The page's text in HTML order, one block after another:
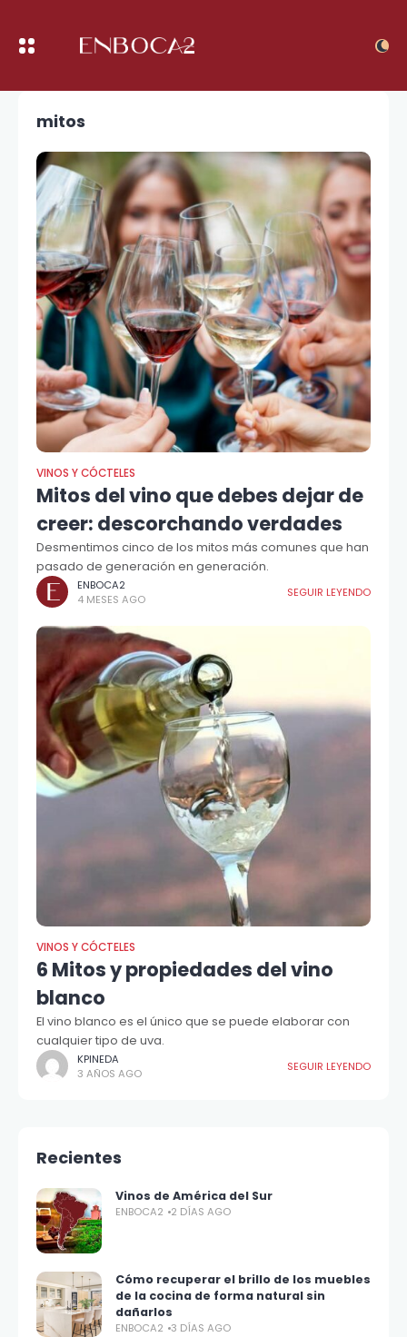
mitos
VINOS Y CÓCTELES
Mitos del vino que debes dejar de
creer: descorchando verdades
Desmentimos cinco de los mitos más comunes que han
pasado de generación en generación.
ENBOCA2
4 MESES AGO
SEGUIR LEYENDO
VINOS Y CÓCTELES
6 Mitos y propiedades del vino
blanco
El vino blanco es el único que se puede elaborar con
cualquier tipo de uva.
KPINEDA
3 AÑOS AGO
SEGUIR LEYENDO
Recientes
Vinos de América del Sur
ENBOCA2 2 DÍAS AGO
Cómo recuperar el brillo de los muebles
de la cocina de forma natural sin
dañarlos
ENBOCA2 3 DÍAS AGO